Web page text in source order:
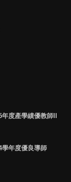
度產學績優教師II
年度優良導師